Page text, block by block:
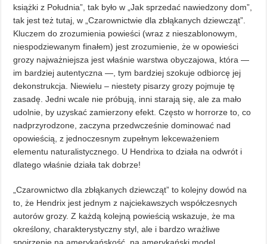
książki z Południa”, tak było w „Jak sprzedać nawiedzony dom”,
tak jest też tutaj, w „Czarownictwie dla zbłąkanych dziewcząt”.
Kluczem do zrozumienia powieści (wraz z nieszablonowym,
niespodziewanym finałem) jest zrozumienie, że w opowieści
grozy najważniejsza jest właśnie warstwa obyczajowa, która —
im bardziej autentyczna —, tym bardziej szokuje odbiorcę jej
dekonstrukcja. Niewielu – niestety pisarzy grozy pojmuje tę
zasadę. Jedni wcale nie próbują, inni starają się, ale za mało
udolnie, by uzyskać zamierzony efekt. Często w horrorze to, co
nadprzyrodzone, zaczyna przedwcześnie dominować nad
opowieścią, z jednoczesnym zupełnym lekceważeniem
elementu naturalistycznego. U Hendrixa to działa na odwrót i
dlatego właśnie działa tak dobrze!
„Czarownictwo dla zbłąkanych dziewcząt” to kolejny dowód na
to, że Hendrix jest jednym z najciekawszych współczesnych
autorów grozy. Z każdą kolejną powieścią wskazuje, że ma
określony, charakterystyczny styl, ale i bardzo wrażliwe